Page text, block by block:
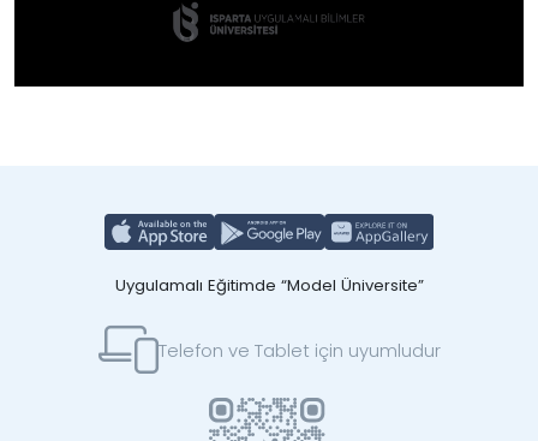
Uygulamalı Eğitimde “Model Üniversite”
Telefon ve Tablet için uyumludur